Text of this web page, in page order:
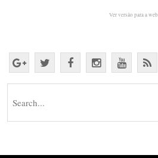
Ver versão para a web